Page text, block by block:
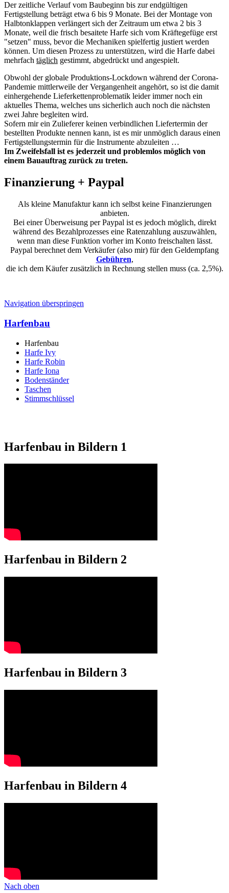
Der zeitliche Verlauf vom Baubeginn bis zur endgültigen
Fertigstellung beträgt etwa 6 bis 9 Monate. Bei der Montage von
Halbtonklappen verlängert sich der Zeitraum um etwa 2 bis 3
Monate, weil die frisch besaitete Harfe sich vom Kräftegefüge erst
"setzen" muss, bevor die Mechaniken spielfertig justiert werden
können. Um diesen Prozess zu unterstützen, wird die Harfe dabei
mehrfach täglich gestimmt, abgedrückt und angespielt.
Obwohl der globale Produktions-Lockdown während der Corona-
Pandemie mittlerweile der Vergangenheit angehört, so ist die damit
einhergehende Lieferkettenproblematik leider immer noch ein
aktuelles Thema, welches uns sicherlich auch noch die nächsten
zwei Jahre begleiten wird.
Sofern mir ein Zulieferer keinen verbindlichen Liefertermin der
bestellten Produkte nennen kann, ist es mir unmöglich daraus einen
Fertigstellungstermin für die Instrumente abzuleiten …
Im Zweifelsfall ist es jederzeit und problemlos möglich von
einem Bauauftrag zurück zu treten.
Finanzierung + Paypal
Als kleine Manufaktur kann ich selbst keine Finanzierungen
anbieten.
Bei einer Überweisung per Paypal ist es jedoch möglich, direkt
während des Bezahlprozesses eine Ratenzahlung auszuwählen,
wenn man diese Funktion vorher im Konto freischalten lässt.
Paypal berechnet dem Verkäufer (also mir) für den Geldempfang
Gebühren,
die ich dem Käufer zusätzlich in Rechnung stellen muss (ca. 2,5%).
Navigation überspringen
Harfenbau
Harfenbau
Harfe Ivy
Harfe Robin
Harfe Iona
Bodenständer
Taschen
Stimmschlüssel
Harfenbau in Bildern 1
Harfenbau in Bildern 2
Harfenbau in Bildern 3
Harfenbau in Bildern 4
Nach oben